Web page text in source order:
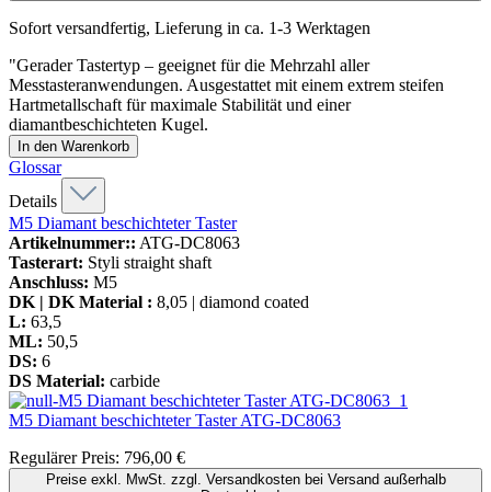
Sofort versandfertig, Lieferung in ca. 1-3 Werktagen
"Gerader Tastertyp – geeignet für die Mehrzahl aller
Messtasteranwendungen. Ausgestattet mit einem extrem steifen
Hartmetallschaft für maximale Stabilität und einer
diamantbeschichteten Kugel.
In den Warenkorb
Glossar
Details
M5 Diamant beschichteter Taster
Artikelnummer:: ATG-DC8063
Tasterart: Styli straight shaft
Anschluss: M5
DK | DK Material : 8,05 | diamond coated
L: 63,5
ML: 50,5
DS: 6
DS Material: carbide
M5 Diamant beschichteter TasterATG-DC8063
Regulärer Preis: 796,00 €
Preise exkl. MwSt. zzgl. Versandkosten bei Versand außerhalb